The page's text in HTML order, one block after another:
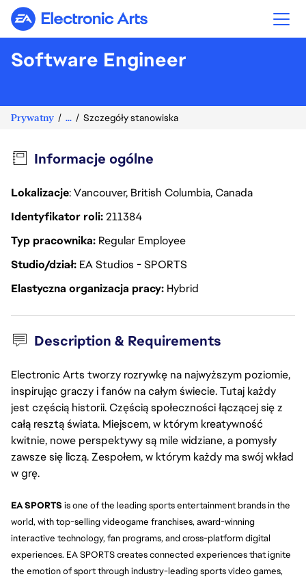
Electronic Arts
Software Engineer
Prywatny ... Szczegóły stanowiska
Informacje ogólne
Lokalizacje: Vancouver, British Columbia, Canada
Identyfikator roli211384
Typ pracownika Regular Employee
Studio/dział EA Studios - SPORTS
Elastyczna organizacja pracy Hybrid
Description & Requirements
Electronic Arts tworzy rozrywkę na najwyższym poziomie,
inspirując graczy i fanów na całym świecie. Tutaj każdy
jest częścią historii. Częścią społeczności łączącej się z
całą resztą świata. Miejscem, w którym kreatywność
kwitnie, nowe perspektywy są mile widziane, a pomysły
zawsze się liczą. Zespołem, w którym każdy ma swój wkład
w grę.
EA SPORTS is one of the leading sports entertainment brands in the
world, with top-selling videogame franchises, award-winning
interactive technology, fan programs, and cross-platform digital
experiences. EA SPORTS creates connected experiences that ignite
the emotion of sport through industry-leading sports video games,